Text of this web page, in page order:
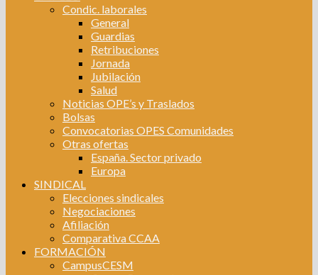
Condic. laborales
General
Guardias
Retribuciones
Jornada
Jubilación
Salud
Noticias OPE’s y Traslados
Bolsas
Convocatorias OPES Comunidades
Otras ofertas
España. Sector privado
Europa
SINDICAL
Elecciones sindicales
Negociaciones
Afiliación
Comparativa CCAA
FORMACIÓN
CampusCESM